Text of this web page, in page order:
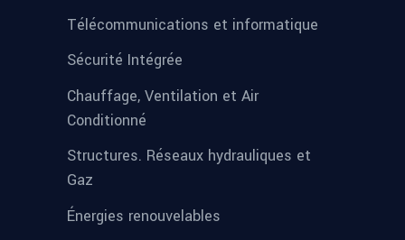
Télécommunications et informatique
Sécurité Intégrée
Chauffage, Ventilation et Air
Conditionné
Structures. Réseaux hydrauliques et
Gaz
Énergies renouvelables